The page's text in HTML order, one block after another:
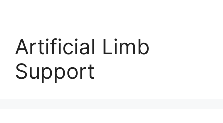
Artificial Limb
Support